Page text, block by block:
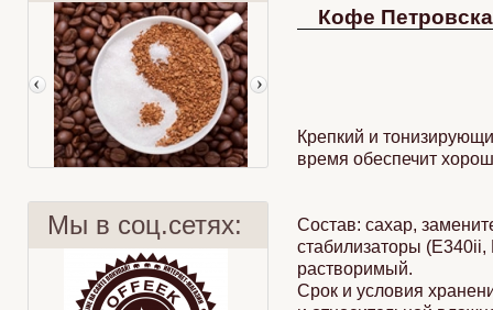
Мы в соц.сетях:
Кофе
Крепкий и
время обеспечит
Состав: сахар,
стабилизаторы
растворимый.
Срок и условия